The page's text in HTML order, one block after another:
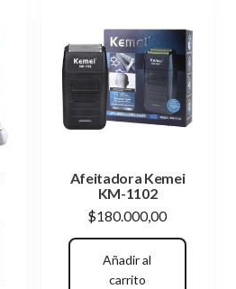
Afeitadora Kemei
KM-1102
$180.000,00
Añadir al
carrito